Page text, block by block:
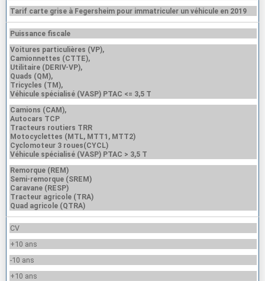
Tarif carte grise à Fegersheim pour immatriculer un véhicule en 2019
Puissance fiscale
Voitures particulières (VP),
Camionnettes (CTTE),
Utilitaire (DERIV-VP),
Quads (QM),
Tricycles (TM),
Véhicule spécialisé (VASP) PTAC <= 3,5 T
Camions (CAM),
Autocars TCP
Tracteurs routiers TRR
Motocyclettes (MTL, MTT1, MTT2)
Cyclomoteur 3 roues(CYCL)
Véhicule spécialisé (VASP) PTAC > 3,5 T
Remorque (REM)
Semi-remorque (SREM)
Caravane (RESP)
Tracteur agricole (TRA)
Quad agricole (QTRA)
CV
+10 ans
-10 ans
+10 ans